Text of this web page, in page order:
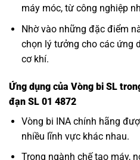
máy móc, từ công nghiệp
Nhờ vào những đặc điểm
chọn lý tưởng cho các ứng
cơ khí.
Ứng dụng của Vòng bi SL
đạn SL 01 4872
Vòng bi INAchính hãng
nhiều lĩnh vực khác nhau.
Trong ngành chế tạo máy,